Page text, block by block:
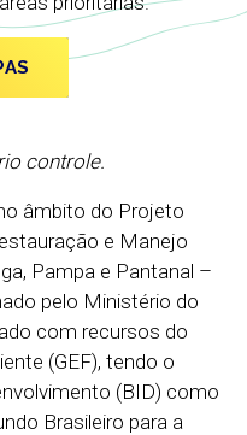
controle.
âmbito do Projeto
e Manejo
Pampa e Pantanal –
pelo Ministério do
com recursos do
(GEF), tendo o
(BID) como
Brasileiro para a